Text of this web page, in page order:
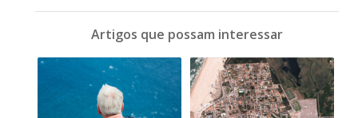
Artigos que possam interessar